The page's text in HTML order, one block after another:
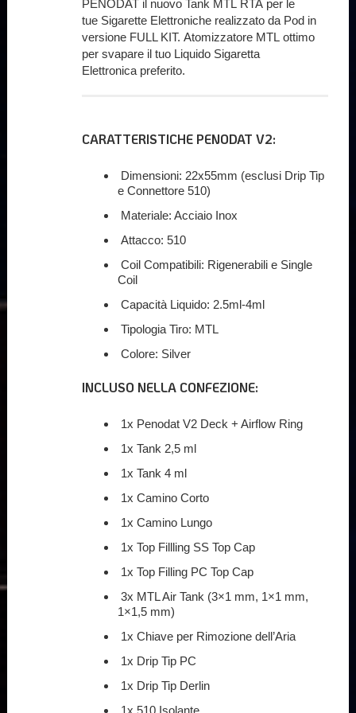
PENODAT il nuovo Tank MTL RTA per le
tue Sigarette Elettroniche realizzato da Pod in
versione FULL KIT. Atomizzatore MTL ottimo
per svapare il tuo Liquido Sigaretta
Elettronica preferito.
CARATTERISTICHE PENODAT V2:
Dimensioni: 22x55mm (esclusi Drip Tip
e Connettore 510)
Materiale: Acciaio Inox
Attacco: 510
Coil Compatibili: Rigenerabili e Single
Coil
Capacità Liquido: 2.5ml-4ml
Tipologia Tiro: MTL
Colore: Silver
INCLUSO NELLA CONFEZIONE:
1x Penodat V2 Deck + Airflow Ring
1x Tank 2,5 ml
1x Tank 4 ml
1x Camino Corto
1x Camino Lungo
1x Top Fillling SS Top Cap
1x Top Filling PC Top Cap
3x MTL Air Tank (3×1 mm, 1×1 mm,
1×1,5 mm)
1x Chiave per Rimozione dell’Aria
1x Drip Tip PC
1x Drip Tip Derlin
1x 510 Isolante